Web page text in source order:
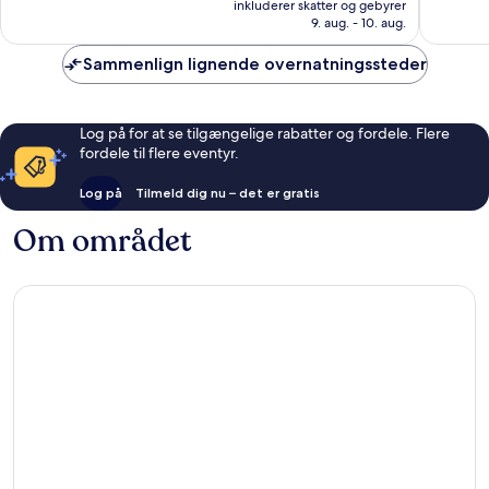
728 kr.
inkluderer skatter og gebyrer
9. aug. - 10. aug.
Sammenlign lignende overnatningssteder
Log på for at se tilgængelige rabatter og fordele. Flere
fordele til flere eventyr.
Log på Tilmeld dig nu – det er gratis
Om området